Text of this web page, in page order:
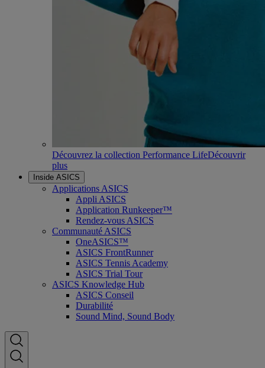
Découvrez la collection Performance LifeDécouvrir
plus
Inside ASICS
Applications ASICS
Appli ASICS
Application Runkeeper™
Rendez-vous ASICS
Communauté ASICS
OneASICS™
ASICS FrontRunner
ASICS Tennis Academy
ASICS Trial Tour
ASICS Knowledge Hub
ASICS Conseil
Durabilité
Sound Mind, Sound Body